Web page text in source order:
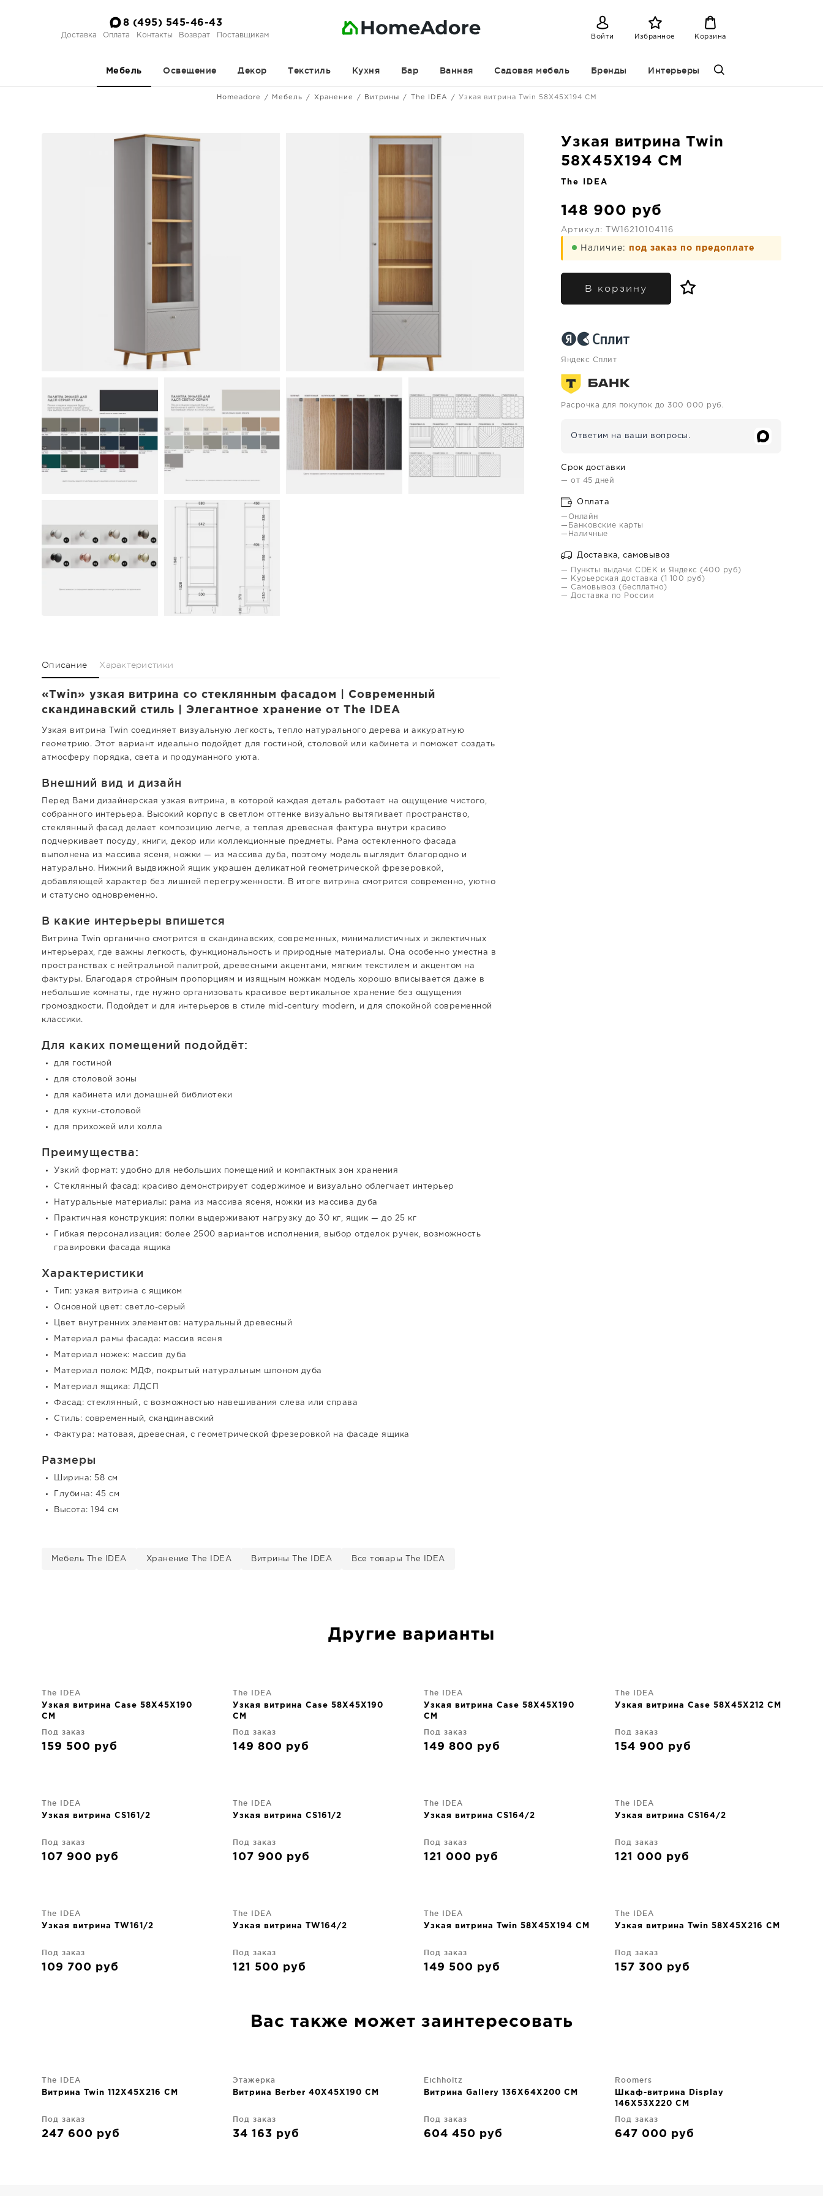
8 (495) 545-46-43
Доставка Оплата Контакты Возврат Поставщикам Войти Избранное Корзина
Мебель Освещение Декор Текстиль Кухня Бар Ванная Садовая мебель Бренды Интерьеры
Homeadore Мебель Хранение Витрины The IDEA Узкая витрина Twin 58X45X194 CM
Узкая витрина Twin
58X45X194 CM
The IDEA
148 900 руб
Артикул: TW16210104116
Наличие: под заказ по предоплате
В корзину
Яндекс Сплит
Расрочка для покупок до 300 000 руб.
Ответим на ваши вопросы.
Срок доставки
— от 45 дней
Оплата
—Онлайн
—Банковские карты
—Наличные
Доставка, самовывоз
— Пункты выдачи CDEK и Яндекс (400 руб)
— Курьерская доставка (1 100 руб)
— Самовывоз (бесплатно)
— Доставка по России
Описание Характеристики
«Twin» узкая витрина со стеклянным фасадом | Современный
скандинавский стиль | Элегантное хранение от The IDEA
Узкая витрина Twin соединяет визуальную легкость, тепло натурального дерева и аккуратную
геометрию. Этот вариант идеально подойдет для гостиной, столовой или кабинета и поможет создать
атмосферу порядка, света и продуманного уюта.
Внешний вид и дизайн
Перед Вами дизайнерская узкая витрина, в которой каждая деталь работает на ощущение чистого,
собранного интерьера. Высокий корпус в светлом оттенке визуально вытягивает пространство,
стеклянный фасад делает композицию легче, а теплая древесная фактура внутри красиво
подчеркивает посуду, книги, декор или коллекционные предметы. Рама остекленного фасада
выполнена из массива ясеня, ножки — из массива дуба, поэтому модель выглядит благородно и
натурально. Нижний выдвижной ящик украшен деликатной геометрической фрезеровкой,
добавляющей характер без лишней перегруженности. В итоге витрина смотрится современно, уютно
и статусно одновременно.
В какие интерьеры впишется
Витрина Twin органично смотрится в скандинавских, современных, минималистичных и эклектичных
интерьерах, где важны легкость, функциональность и природные материалы. Она особенно уместна в
пространствах с нейтральной палитрой, древесными акцентами, мягким текстилем и акцентом на
фактуры. Благодаря стройным пропорциям и изящным ножкам модель хорошо вписывается даже в
небольшие комнаты, где нужно организовать красивое вертикальное хранение без ощущения
громоздкости. Подойдет и для интерьеров в стиле mid-century modern, и для спокойной современной
классики.
Для каких помещений подойдёт:
для гостиной
для столовой зоны
для кабинета или домашней библиотеки
для кухни-столовой
для прихожей или холла
Преимущества:
Узкий формат: удобно для небольших помещений и компактных зон хранения
Стеклянный фасад: красиво демонстрирует содержимое и визуально облегчает интерьер
Натуральные материалы: рама из массива ясеня, ножки из массива дуба
Практичная конструкция: полки выдерживают нагрузку до 30 кг, ящик — до 25 кг
Гибкая персонализация: более 2500 вариантов исполнения, выбор отделок ручек, возможность
гравировки фасада ящика
Характеристики
Тип: узкая витрина с ящиком
Основной цвет: светло-серый
Цвет внутренних элементов: натуральный древесный
Материал рамы фасада: массив ясеня
Материал ножек: массив дуба
Материал полок: МДФ, покрытый натуральным шпоном дуба
Материал ящика: ЛДСП
Фасад: стеклянный, с возможностью навешивания слева или справа
Стиль: современный, скандинавский
Фактура: матовая, древесная, с геометрической фрезеровкой на фасаде ящика
Размеры
Ширина: 58 см
Глубина: 45 см
Высота: 194 см
Мебель The IDEA Хранение The IDEA Витрины The IDEA Все товары The IDEA
Другие варианты
The IDEA
Узкая витрина Case 58X45X190
CM
Под заказ
159 500 руб
The IDEA
Узкая витрина Case 58X45X190
CM
Под заказ
149 800 руб
The IDEA
Узкая витрина Case 58X45X190
CM
Под заказ
149 800 руб
The IDEA
Узкая витрина Case 58X45X212 CM
Под заказ
154 900 руб
The IDEA
Узкая витрина CS161/2
Под заказ
107 900 руб
The IDEA
Узкая витрина CS161/2
Под заказ
107 900 руб
The IDEA
Узкая витрина CS164/2
Под заказ
121 000 руб
The IDEA
Узкая витрина CS164/2
Под заказ
121 000 руб
The IDEA
Узкая витрина TW161/2
Под заказ
109 700 руб
The IDEA
Узкая витрина TW164/2
Под заказ
121 500 руб
The IDEA
Узкая витрина Twin 58X45X194 CM
Под заказ
149 500 руб
The IDEA
Узкая витрина Twin 58X45X216 CM
Под заказ
157 300 руб
Вас также может заинтересовать
The IDEA
Витрина Twin 112X45X216 CM
Под заказ
247 600 руб
Этажерка
Витрина Berber 40X45X190 CM
Под заказ
34 163 руб
Eichholtz
Витрина Gallery 136X64X200 CM
Под заказ
604 450 руб
Roomers
Шкаф-витрина Display
146X53X220 CM
Под заказ
647 000 руб